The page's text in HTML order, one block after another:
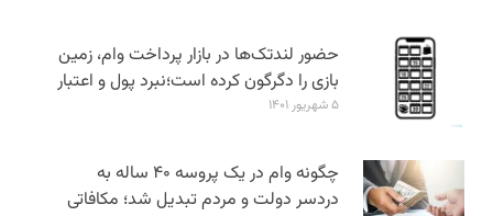
حضور لندتک‌ها در بازار پرداخت وام، زمین
بازی را دگرگون کرده است؛نبرد پول و اعتبار
۵ شهریور ۱۴۰۱
چگونه وام در یک پروسه ۴۰ ساله به
دردسر دولت و مردم تبدیل شد؛ مکافاتی